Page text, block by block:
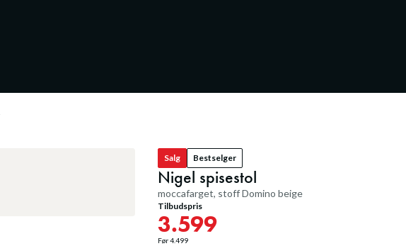
Salg Bestselger
Nigel spisestol
moccafarget, stoff Domino beige
Tilbudspris
3.599
Før4.499